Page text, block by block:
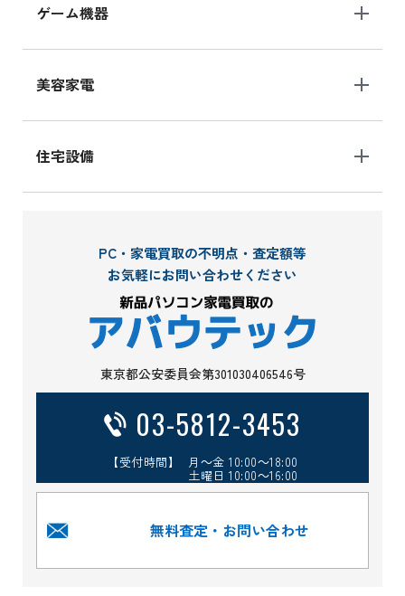
ゲーム機器
美容家電
住宅設備
PC・家電買取の不明点・査定額等
お気軽にお問い合わせください
東京都公安委員会第301030406546号
03-5812-3453
【受付時間】 月～金 10:00～18:00
土曜日 10:00～16:00
無料査定・お問い合わせ